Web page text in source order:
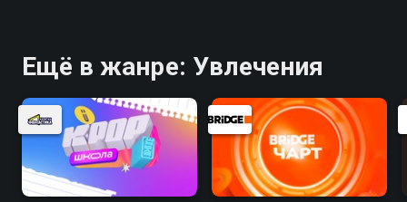
Ещё в жанре: Увлечения